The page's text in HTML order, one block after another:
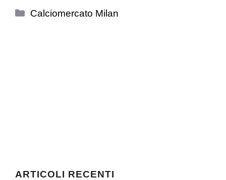
Categorie
Calciomercato Milan
ARTICOLI RECENTI